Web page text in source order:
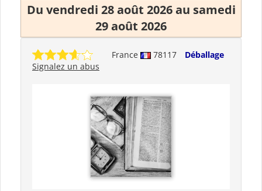
Du vendredi 28 août 2026 au samedi
29 août 2026
France 78117
Déballage
Signalez un abus